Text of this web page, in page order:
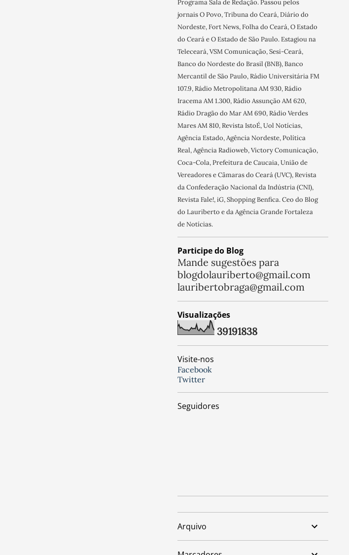
Programa Sala de Redação. Passou pelos
jornais O Povo, Tribuna do Ceará, Diário do
Nordeste, Fort News, Folha do Ceará, O Estado
do Ceará e O Estado de São Paulo. Estagiou na
Teleceará, VSM Comunicação, Sesi-Ceará,
Banco do Nordeste do Brasil (BNB), Banco
Mercantil de São Paulo, Rádio Universitária FM
107.9, Rádio Metropolitana AM 930, Rádio
Iracema AM 1.300, Rádio Assunção AM 620,
Rádio Dragão do Mar AM 690, Rádio Verdes
Mares AM 810, Revista IstoÉ, Uol Notícias,
Agência Estado, Agência Nordeste, Política
Real, Agência Radioweb, Victory Comunicação,
Coca-Cola, Prefeitura de Caucaia, União de
Vereadores e Câmaras do Ceará (UVC), Revista
da Confederação Nacional da Indústria (CNI),
Revista Fale!, iG, Shopping Benfica. Ceo do Blog
do Lauriberto e da Agência Grande Fortaleza
de Notícias.
Participe do Blog
Mande sugestões para
blogdolauriberto@gmail.com
lauribertobraga@gmail.com
Visualizações
39191838
Visite-nos
Facebook
Twitter
Seguidores
Arquivo